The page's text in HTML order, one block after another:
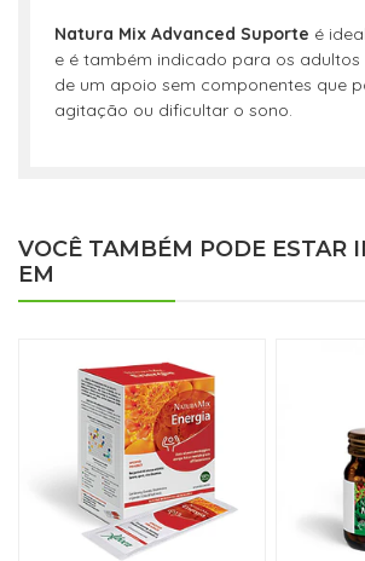
Natura Mix Advanced Suporte é
e é também indicado para os adultos
de um apoio sem componentes que
agitação ou dificultar o sono.
VOCÊ TAMBÉM PODE ESTAR
EM